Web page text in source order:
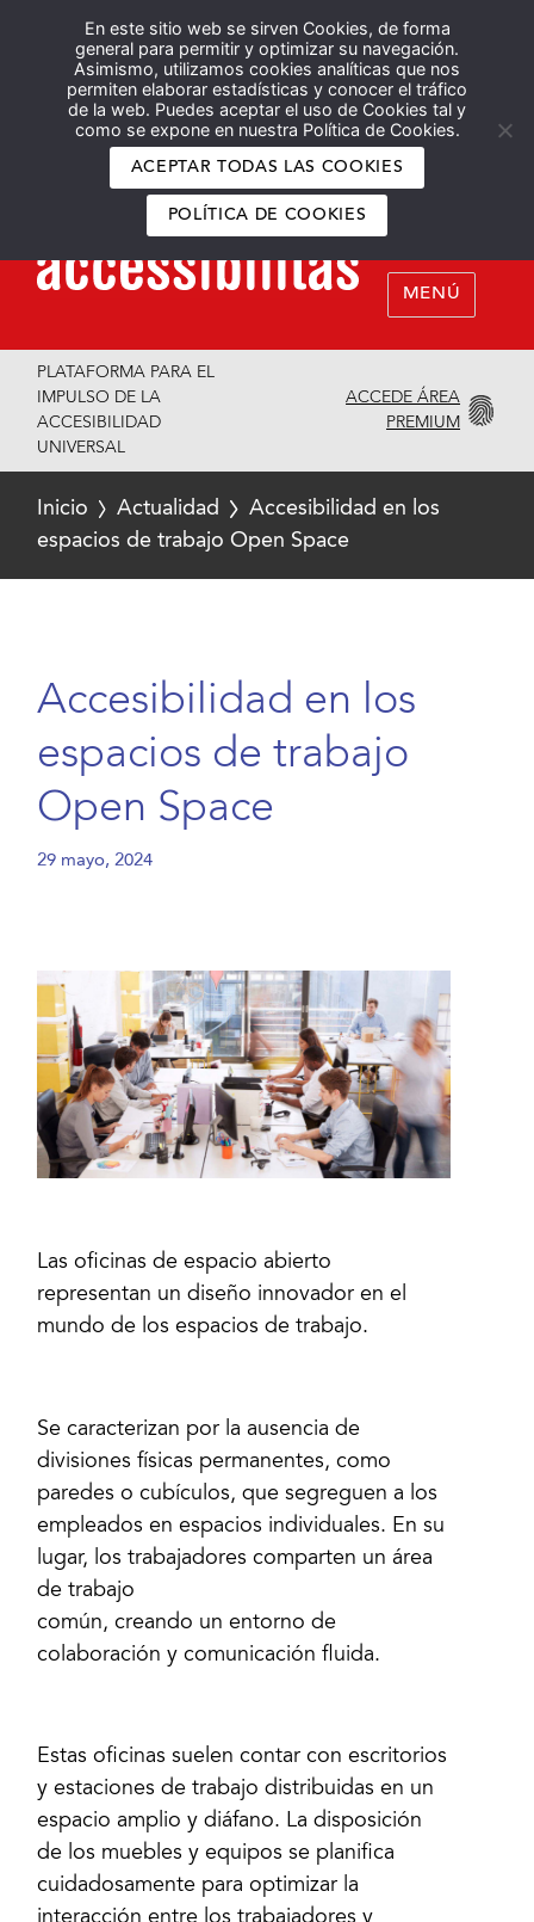
En este sitio web se sirven Cookies, de forma
general para permitir y optimizar su navegación.
Asimismo, utilizamos cookies analíticas que nos
permiten elaborar estadísticas y conocer el tráfico
de la web. Puedes aceptar el uso de Cookies tal y
como se expone en nuestra Política de Cookies.
ACEPTAR TODAS LAS COOKIES
POLÍTICA DE COOKIES
Español English
MENÚ
PLATAFORMA PARA EL
IMPULSO DE LA
ACCESIBILIDAD
UNIVERSAL
ACCEDE ÁREA
PREMIUM
Inicio Actualidad
Accesibilidad en los
espacios de trabajo Open Space
Accesibilidad en los
espacios de trabajo
Open Space
29 mayo, 2024
Las oficinas de espacio abierto
representan un diseño innovador en el
mundo de los espacios de trabajo.
Se caracterizan por la ausencia de
divisiones físicas permanentes, como
paredes o cubículos, que segreguen a los
empleados en espacios individuales. En su
lugar, los trabajadores comparten un área
de trabajo
común, creando un entorno de
colaboración y comunicación fluida.
Estas oficinas suelen contar con escritorios
y estaciones de trabajo distribuidas en un
espacio amplio y diáfano. La disposición
de los muebles y equipos se planifica
cuidadosamente para optimizar la